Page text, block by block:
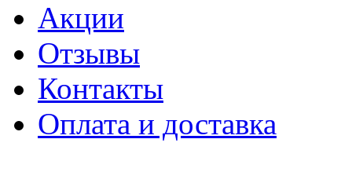
Акции
Отзывы
Контакты
Оплата и доставка